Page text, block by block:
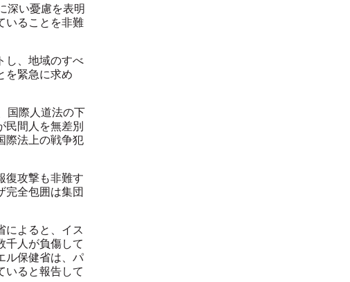
深い憂慮を表明
いることを非難
し、地域のすべ
を緊急に求め
国際人道法の下
民間人を無差別
際法上の戦争犯
復攻撃も非難す
完全包囲は集団
によると、イス
千人が負傷して
ル保健省は、パ
いると報告して